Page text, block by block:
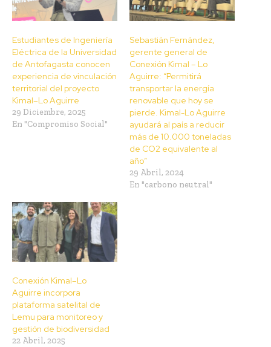
Estudiantes de Ingeniería
Eléctrica de la Universidad
de Antofagasta conocen
experiencia de vinculación
territorial del proyecto
Kimal–Lo Aguirre
29 Diciembre, 2025
En "Compromiso Social"
Sebastián Fernández,
gerente general de
Conexión Kimal – Lo
Aguirre: “Permitirá
transportar la energía
renovable que hoy se
pierde. Kimal-Lo Aguirre
ayudará al país a reducir
más de 10.000 toneladas
de CO2 equivalente al
año”
29 Abril, 2024
En "carbono neutral"
Conexión Kimal–Lo
Aguirre incorpora
plataforma satelital de
Lemu para monitoreo y
gestión de biodiversidad
22 Abril, 2025